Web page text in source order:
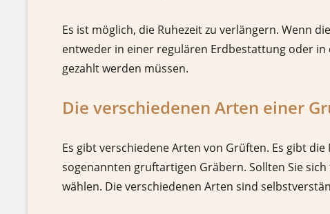
Es ist möglich, die Ruhezeit zu verlängern. Wenn
entweder in einer regulären Erdbestattung oder
gezahlt werden müssen.
Die verschiedenen Arten einer
Es gibt verschiedene Arten von Grüften. Es gibt
sogenannten gruftartigen Gräbern. Sollten Sie
wählen. Die verschiedenen Arten sind